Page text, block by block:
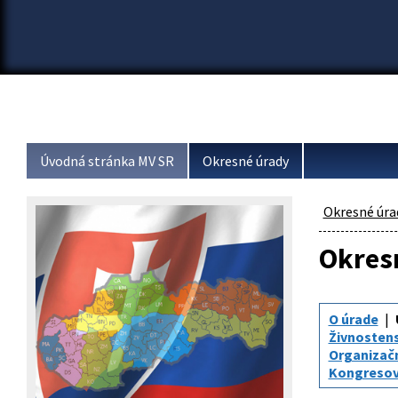
Úvodná stránka MV SR Okresné úrady
Okresné
O úrade